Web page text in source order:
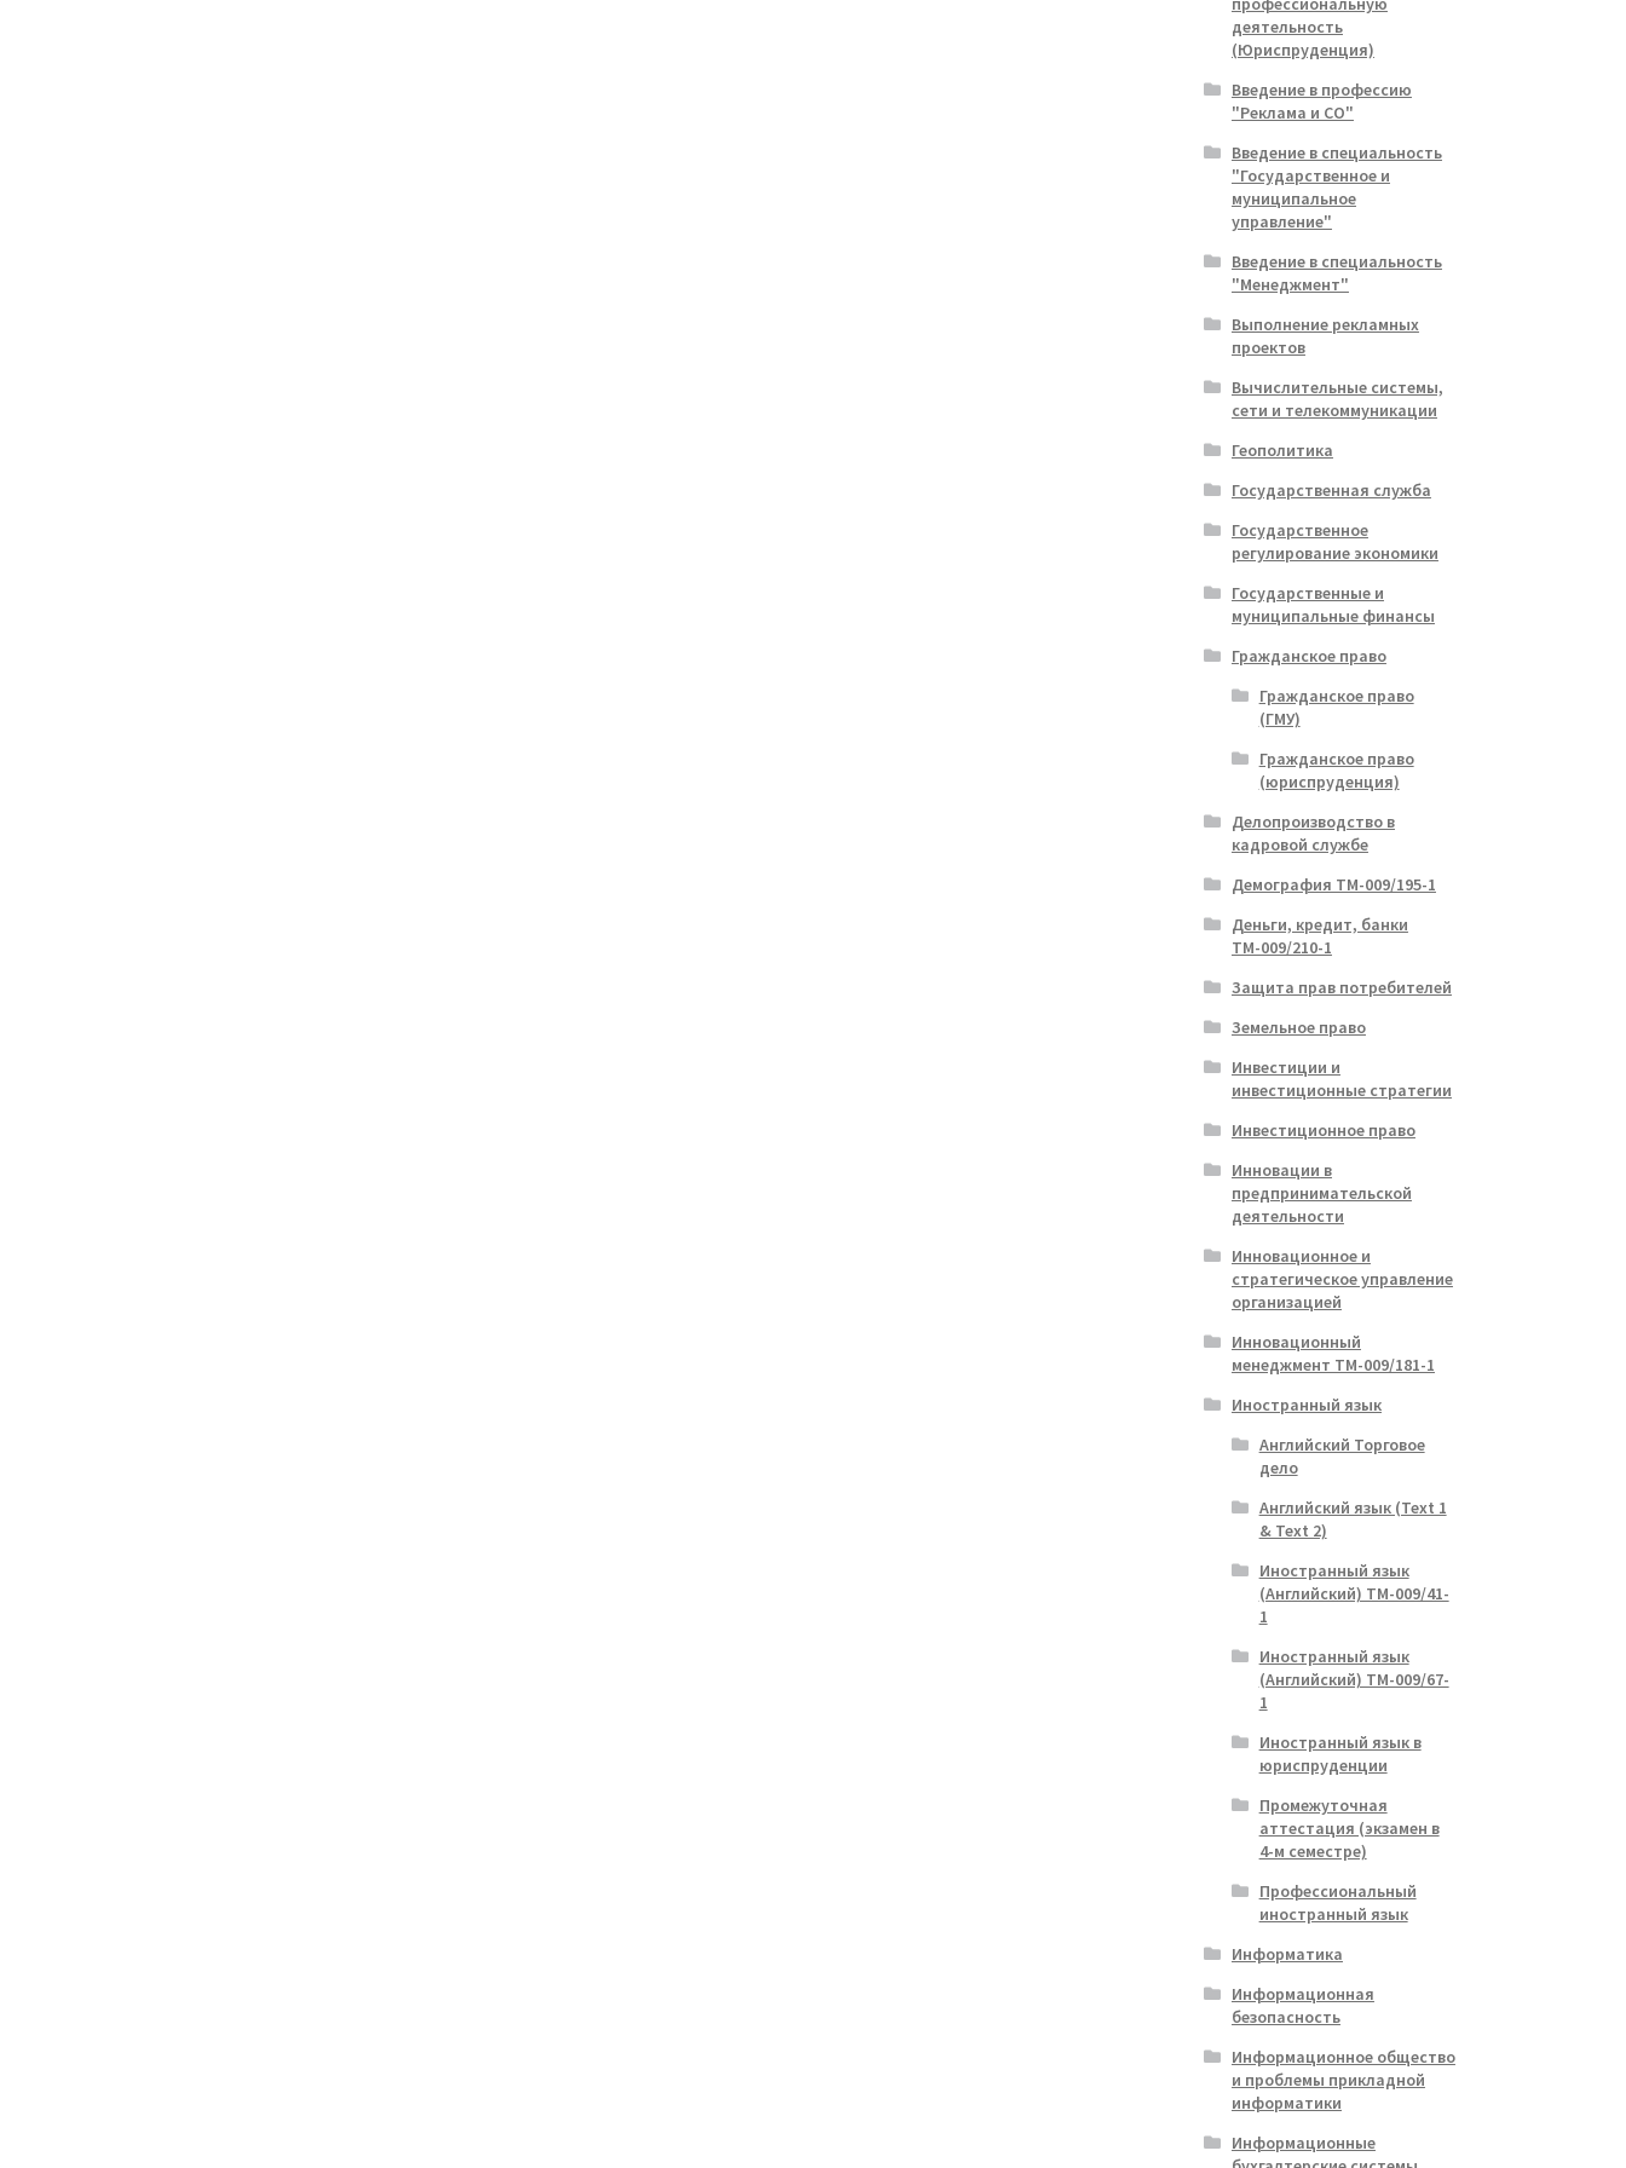
деятельность
(Юриспруденция)
Введение в профессию
"Реклама и СО"
Введение в специальность
"Государственное и
муниципальное
управление"
Введение в специальность
"Менеджмент"
Выполнение рекламных
проектов
Вычислительные системы,
сети и телекоммуникации
Геополитика
Государственная служба
Государственное
регулирование экономики
Государственные и
муниципальные финансы
Гражданское право
Гражданское право
(ГМУ)
Гражданское право
(юриспруденция)
Делопроизводство в
кадровой службе
Демография ТМ-009/195-1
Деньги, кредит, банки
ТМ-009/210-1
Защита прав потребителей
Земельное право
Инвестиции и
инвестиционные стратегии
Инвестиционное право
Инновации в
предпринимательской
деятельности
Инновационное и
стратегическое управление
организацией
Инновационный
менеджмент ТМ-009/181-1
Иностранный язык
Английский Торговое
дело
Английский язык (Text 1
& Text 2)
Иностранный язык
(Английский) ТМ-009/41-
1
Иностранный язык
(Английский) ТМ-009/67-
1
Иностранный язык в
юриспруденции
Промежуточная
аттестация (экзамен в
4-м семестре)
Профессиональный
иностранный язык
Информатика
Информационная
безопасность
Информационное общество
и проблемы прикладной
информатики
Информационные